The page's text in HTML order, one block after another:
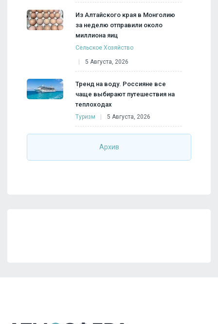
Из Алтайского края в Монголию
за неделю отправили около
миллиона яиц
Сельское Хозяйство
5 Августа, 2026
Тренд на воду. Россияне все
чаще выбирают путешествия на
теплоходах
Туризм 5 Августа, 2026
Архив